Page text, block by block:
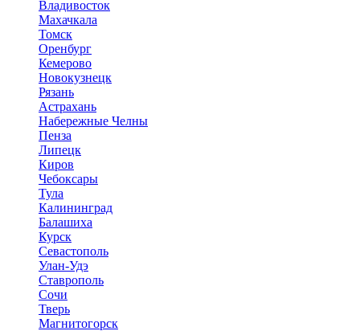
Владивосток
Махачкала
Томск
Оренбург
Кемерово
Новокузнецк
Рязань
Астрахань
Набережные Челны
Пенза
Липецк
Киров
Чебоксары
Тула
Калининград
Балашиха
Курск
Севастополь
Улан-Удэ
Ставрополь
Сочи
Тверь
Магнитогорск